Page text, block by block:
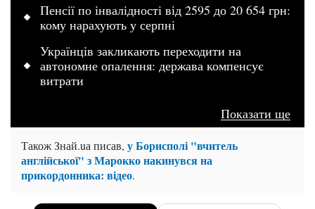
Пенсії по інвалідності від 2595 до 20 654 грн:
кому нарахують у серпні
Українців закликають переходити на
автономне опалення: держава компенсує
витрати
Показати ще
Також Знай.uа писав, у Борисполі "вчитель
англійської" з Марокко накинувся на
прикордонника: відео.